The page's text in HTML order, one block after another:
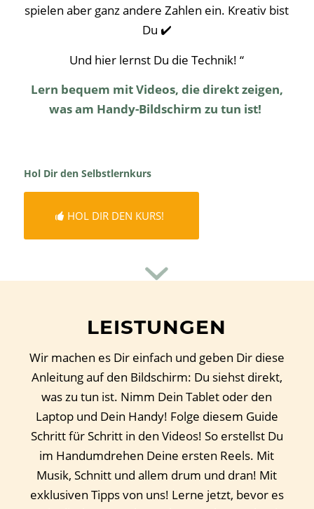
spielen aber ganz andere Zahlen ein. Kreativ bist
Du ✔️
Und hier lernst Du die Technik! “
Lern bequem mit Videos, die direkt zeigen,
was am Handy-Bildschirm zu tun ist!
Hol Dir den Selbstlernkurs
HOL DIR DEN KURS!
LEISTUNGEN
Wir machen es Dir einfach und geben Dir diese
Anleitung auf den Bildschirm: Du siehst direkt,
was zu tun ist. Nimm Dein Tablet oder den
Laptop und Dein Handy! Folge diesem Guide
Schritt für Schritt in den Videos! So erstellst Du
im Handumdrehen Deine ersten Reels. Mit
Musik, Schnitt und allem drum und dran! Mit
exklusiven Tipps von uns! Lerne jetzt, bevor es